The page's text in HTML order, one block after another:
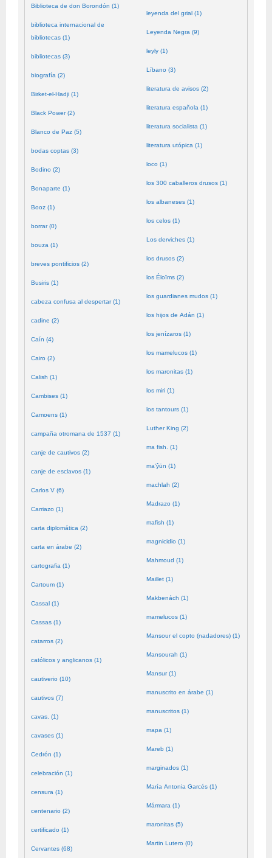
Biblioteca de don Borondón (1)
biblioteca internacional de
bibliotecas (1)
bibliotecas (3)
biografía (2)
Birket-el-Hadji (1)
Black Power (2)
Blanco de Paz (5)
bodas coptas (3)
Bodino (2)
Bonaparte (1)
Booz (1)
borrar (0)
bouza (1)
breves pontificios (2)
Busiris (1)
cabeza confusa al despertar (1)
cadine (2)
Caín (4)
Cairo (2)
Calish (1)
Cambises (1)
Camoens (1)
campaña otromana de 1537 (1)
canje de cautivos (2)
canje de esclavos (1)
Carlos V (6)
Carriazo (1)
carta diplomática (2)
carta en árabe (2)
cartografia (1)
Cartoum (1)
Cassal (1)
Cassas (1)
catarros (2)
católicos y anglicanos (1)
cautiverio (10)
cautivos (7)
cavas. (1)
cavases (1)
Cedrón (1)
celebración (1)
censura (1)
centenario (2)
certificado (1)
Cervantes (68)
leyenda del grial (1)
Leyenda Negra (9)
leyly (1)
Líbano (3)
literatura de avisos (2)
literatura española (1)
literatura socialista (1)
literatura utópica (1)
loco (1)
los 300 caballeros drusos (1)
los albaneses (1)
los celos (1)
Los derviches (1)
los drusos (2)
los Éloïms (2)
los guardianes mudos (1)
los hijos de Adán (1)
los jenízaros (1)
los mamelucos (1)
los maronitas (1)
los miri (1)
los tantours (1)
Luther King (2)
ma fish. (1)
ma’ŷūn (1)
machlah (2)
Madrazo (1)
mafish (1)
magnicidio (1)
Mahmoud (1)
Maillet (1)
Makbenách (1)
mamelucos (1)
Mansour el copto (nadadores) (1)
Mansourah (1)
Mansur (1)
manuscrito en árabe (1)
manuscritos (1)
mapa (1)
Mareb (1)
marginados (1)
María Antonia Garcés (1)
Mármara (1)
maronitas (5)
Martin Lutero (0)